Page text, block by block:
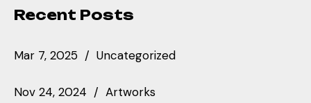
Recent Posts
Mar 7, 2025 Uncategorized
Nov 24, 2024 Artworks